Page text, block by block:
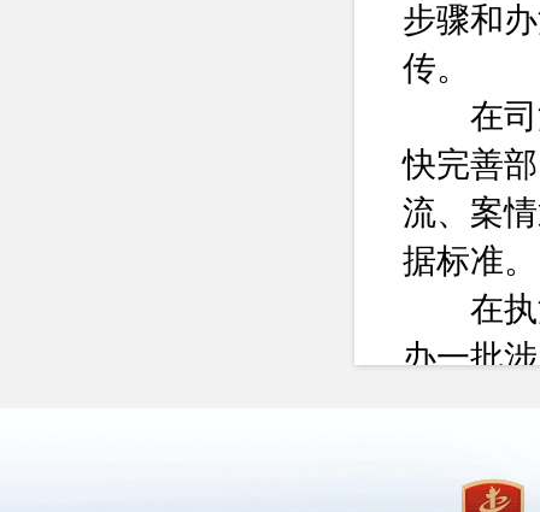
步骤和
传。
在司法
快完善
流、案
据标准。
在执法
办一批
共治。